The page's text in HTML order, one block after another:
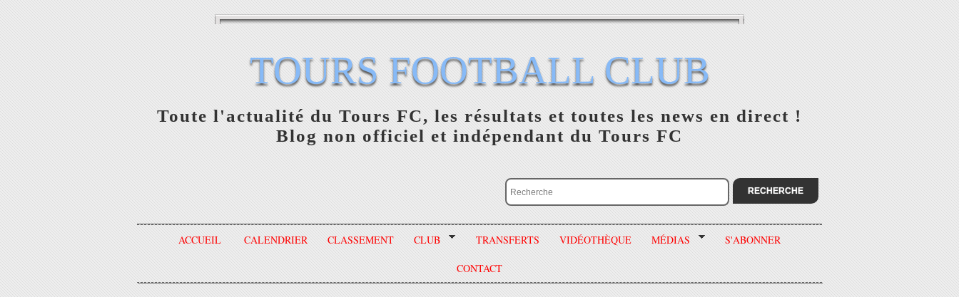
TOURS FOOTBALL CLUB
Toute l'actualité du Tours FC, les résultats et toutes les news en direct !
Blog non officiel et indépendant du Tours FC
ACCUEIL CALENDRIER CLASSEMENT CLUB TRANSFERTS VIDÉOTHÈQUE MÉDIAS S'ABONNER
CONTACT